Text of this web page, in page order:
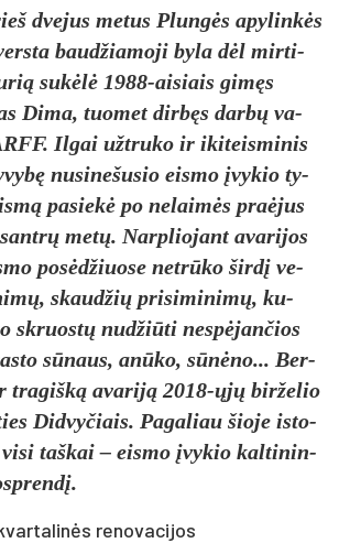
dve­jus me­tus Plungės apy­linkės
baud­žia­mo­ji by­la dėl mir­ti­
su­kėlė 1988-ai­siais gimęs
Di­ma, tuo­met dirbęs darbų va­
Il­gai užt­ru­ko ir iki­teis­mi­nis
nu­si­ne­šu­sio eis­mo įvy­kio ty­
pa­siekė po ne­laimės pra­ėjus
metų. Narp­lio­jant ava­ri­jos
po­sėdžiuo­se ne­trūko širdį ve­
skaud­žių pri­si­mi­nimų, ku­
skruostų nu­džiū­ti ne­spėjan­čios
sūnaus, anū­ko, sūnėno... Ber­
tra­gišką ava­riją 2018-ųjų bir­že­lio
Did­vy­čiais. Pa­ga­liau šio­je is­to­
taš­kai – eis­mo įvy­kio kal­ti­nin­
renovacijos